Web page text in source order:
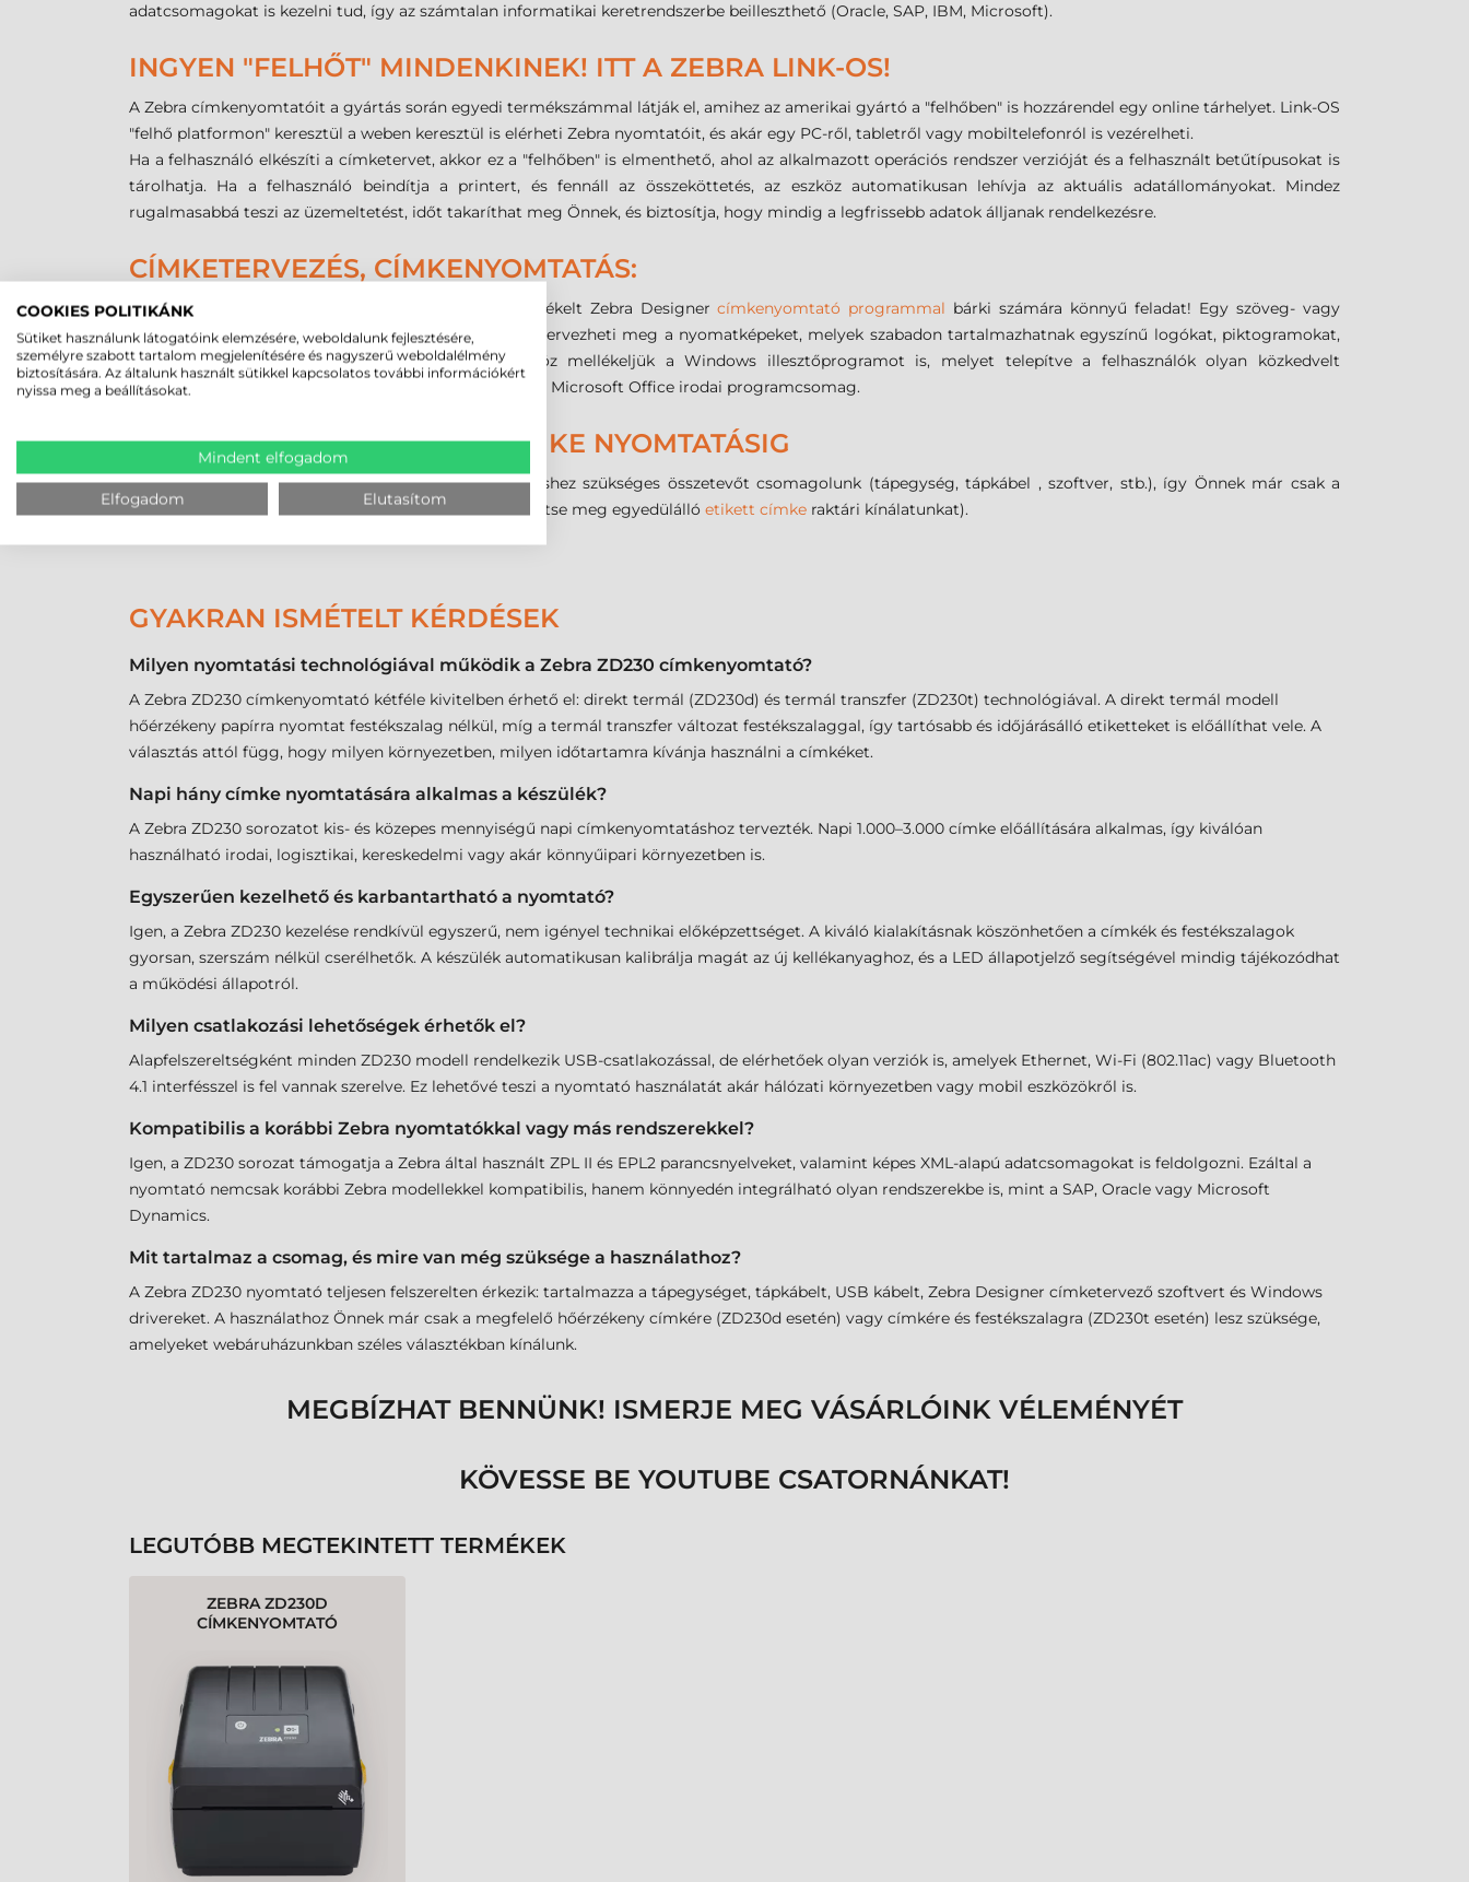
adatcsomagokat is kezelni tud, így az számtalan informatikai keretrendszerbe beilleszthető (Oracle, SAP, IBM, Microsoft).
INGYEN "FELHŐT" MINDENKINEK! ITT A ZEBRA LINK-OS!
A Zebra címkenyomtatóit a gyártás során egyedi termékszámmal látják el, amihez az amerikai gyártó a "felhőben" is hozzárendel egy online tárhelyet. Link-OS
"felhő platformon" keresztül a weben keresztül is elérheti Zebra nyomtatóit, és akár egy PC-ről, tabletről vagy mobiltelefonról is vezérelheti.
Ha a felhasználó elkészíti a címketervet, akkor ez a "felhőben" is elmenthető, ahol az alkalmazott operációs rendszer verzióját és a felhasznált betűtípusokat is
tárolhatja. Ha a felhasználó beindítja a printert, és fennáll az összeköttetés, az eszköz automatikusan lehívja az aktuális adatállományokat. Mindez
rugalmasabbá teszi az üzemeltetést, időt takaríthat meg Önnek, és biztosítja, hogy mindig a legfrissebb adatok álljanak rendelkezésre.
CÍMKETERVEZÉS, CÍMKENYOMTATÁS:
Az etikett címkék megalkotása a nyomtatóhoz mellékelt Zebra Designercímkenyomtató programmal bárki számára könnyű feladat! Egy szöveg- vagy
képszerkesztőhöz hasonló módon, grafikus felületen tervezheti meg a nyomatképeket, melyek szabadon tartalmazhatnak egyszínű logókat, piktogramokat,
szöveges részeket és vonalkódokat is. Az eszközhöz mellékeljük a Windows illesztőprogramot is, melyet telepítve a felhasználók olyan közkedvelt
szoftverekből is elindíthatják a címkenyomtatást, mint Microsoft Office irodai programcsomag.
VÁSÁRLÁSTÓL AZ ETIKETT CÍMKE NYOMTATÁSIG
A Zebra ZD230 címkenyomtatóhoz minden működéshez szükséges összetevőt csomagolunk (tápegység, tápkábel , szoftver, stb.), így Önnek már csak a
kellékanyagot kell kiválasztania a nyomtatáshoz (tekintse meg egyedülálló etikett címke raktári kínálatunkat).
GYAKRAN ISMÉTELT KÉRDÉSEK
Milyen nyomtatási technológiával működik a Zebra ZD230 címkenyomtató?
A Zebra ZD230 címkenyomtató kétféle kivitelben érhető el: direkt termál (ZD230d) és termál transzfer (ZD230t) technológiával. A direkt termál modell
hőérzékeny papírra nyomtat festékszalag nélkül, míg a termál transzfer változat festékszalaggal, így tartósabb és időjárásálló etiketteket is előállíthat vele. A
választás attól függ, hogy milyen környezetben, milyen időtartamra kívánja használni a címkéket.
Napi hány címke nyomtatására alkalmas a készülék?
A Zebra ZD230 sorozatot kis- és közepes mennyiségű napi címkenyomtatáshoz tervezték. Napi 1.000–3.000 címke előállítására alkalmas, így kiválóan
használható irodai, logisztikai, kereskedelmi vagy akár könnyűipari környezetben is.
Egyszerűen kezelhető és karbantartható a nyomtató?
Igen, a Zebra ZD230 kezelése rendkívül egyszerű, nem igényel technikai előképzettséget. A kiváló kialakításnak köszönhetően a címkék és festékszalagok
gyorsan, szerszám nélkül cserélhetők. A készülék automatikusan kalibrálja magát az új kellékanyaghoz, és a LED állapotjelző segítségével mindig tájékozódhat
a működési állapotról.
Milyen csatlakozási lehetőségek érhetők el?
Alapfelszereltségként minden ZD230 modell rendelkezik USB-csatlakozással, de elérhetőek olyan verziók is, amelyek Ethernet, Wi-Fi (802.11ac) vagy Bluetooth
4.1 interfésszel is fel vannak szerelve. Ez lehetővé teszi a nyomtató használatát akár hálózati környezetben vagy mobil eszközökről is.
Kompatibilis a korábbi Zebra nyomtatókkal vagy más rendszerekkel?
Igen, a ZD230 sorozat támogatja a Zebra által használt ZPL II és EPL2 parancsnyelveket, valamint képes XML-alapú adatcsomagokat is feldolgozni. Ezáltal a
nyomtató nemcsak korábbi Zebra modellekkel kompatibilis, hanem könnyedén integrálható olyan rendszerekbe is, mint a SAP, Oracle vagy Microsoft
Dynamics.
Mit tartalmaz a csomag, és mire van még szüksége a használathoz?
A Zebra ZD230 nyomtató teljesen felszerelten érkezik: tartalmazza a tápegységet, tápkábelt, USB kábelt, Zebra Designer címketervező szoftvert és Windows
drivereket. A használathoz Önnek már csak a megfelelő hőérzékeny címkére (ZD230d esetén) vagy címkére és festékszalagra (ZD230t esetén) lesz szüksége,
amelyeket webáruházunkban széles választékban kínálunk.
MEGBÍZHAT BENNÜNK! ISMERJE MEG VÁSÁRLÓINK VÉLEMÉNYÉT
KÖVESSE BE YOUTUBE CSATORNÁNKAT!
LEGUTÓBB MEGTEKINTETT TERMÉKEK
ZEBRA ZD230D
CÍMKENYOMTATÓ
COOKIES POLITIKÁNK
Sütiket használunk látogatóink elemzésére, weboldalunk fejlesztésére,
személyre szabott tartalom megjelenítésére és nagyszerű weboldalélmény
biztosítására. Az általunk használt sütikkel kapcsolatos további információkért
nyissa meg a beállításokat.
Mindent elfogadom
Elfogadom Elutasítom